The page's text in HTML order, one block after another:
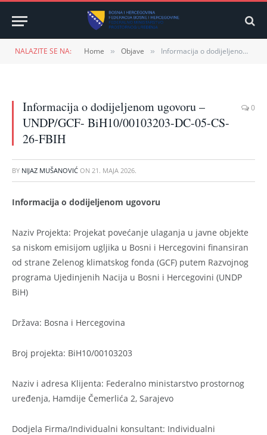
NALAZITE SE NA: Home » Objave » Informacija o dodijeljenom ugovoru – UNDP/GCF- BiH10/00103203-DC-05-CS-26-FBIH
Informacija o dodijeljenom ugovoru –
UNDP/GCF- BiH10/00103203-DC-05-CS-
26-FBIH
0
BY NIJAZ MUŠANOVIĆ ON 21. MAJA 2026.
Informacija o dodijeljenom ugovoru
Naziv Projekta: Projekat povećanje ulaganja u javne objekte
sa niskom emisijom ugljika u Bosni i Hercegovini finansiran
od strane Zelenog klimatskog fonda (GCF) putem Razvojnog
programa Ujedinjenih Nacija u Bosni i Hercegovini (UNDP
BiH)
Država: Bosna i Hercegovina
Broj projekta: BiH10/00103203
Naziv i adresa Klijenta: Federalno ministarstvo prostornog
uređenja, Hamdije Čemerlića 2, Sarajevo
Dodjela Firma/Individualni konsultant: Individualni